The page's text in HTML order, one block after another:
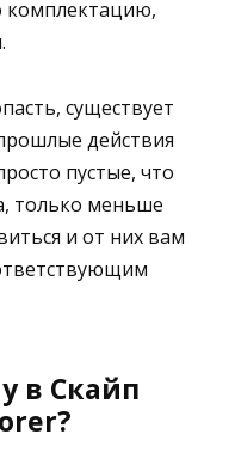
комплектацию,
существует
действия
пустые, что
только меньше
и от них вам
в Скайп